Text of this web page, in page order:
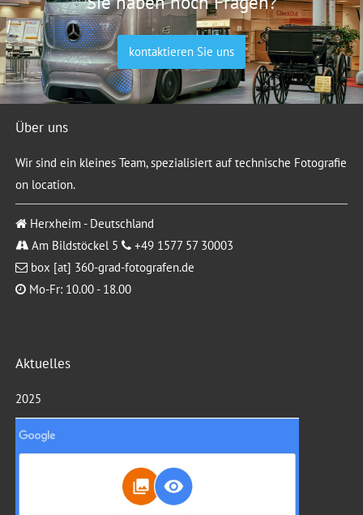
kontaktieren Sie uns
Über uns
Wir sind ein kleines Team, spezialisiert auf technische Fotografie
on location.
Herxheim - Deutschland
Am Bildstöckel 5
+49 1577 57 30003
box [at] 360-grad-fotografen.de
Mo-Fr: 10.00 - 18.00
Aktuelles
2025